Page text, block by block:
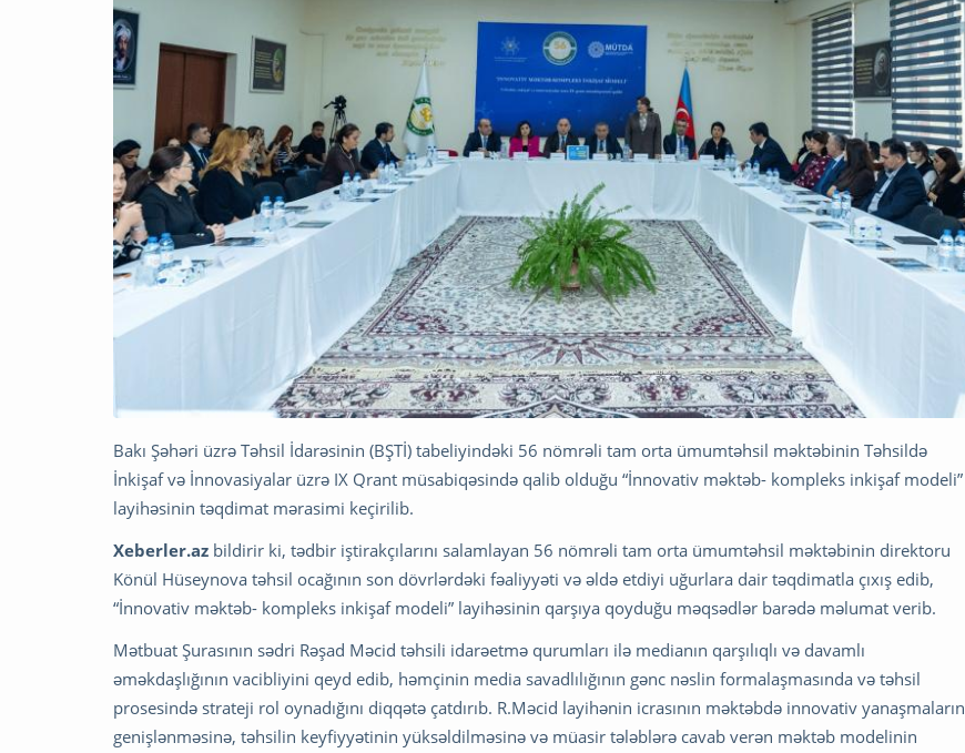
Bakı Şəhəri üzrə Təhsil İdarəsinin (BŞTİ) tabeliyindəki 56 nömrəli tam orta ümumtəhsil məktəbinin Təhsildə
İnkişaf və İnnovasiyalar üzrə IX Qrant müsabiqəsində qalib olduğu “İnnovativ məktəb- kompleks inkişaf modeli”
layihəsinin təqdimat mərasimi keçirilib.
Xeberler.az bildirir ki, tədbir iştirakçılarını salamlayan 56 nömrəli tam orta ümumtəhsil məktəbinin direktoru
Könül Hüseynova təhsil ocağının son dövrlərdəki fəaliyyəti və əldə etdiyi uğurlara dair təqdimatla çıxış edib,
“İnnovativ məktəb- kompleks inkişaf modeli” layihəsinin qarşıya qoyduğu məqsədlər barədə məlumat verib.
Mətbuat Şurasının sədri Rəşad Məcid təhsili idarəetmə qurumları ilə medianın qarşılıqlı və davamlı
əməkdaşlığının vacibliyini qeyd edib, həmçinin media savadlılığının gənc nəslin formalaşmasında və təhsil
prosesində strateji rol oynadığını diqqətə çatdırıb. R.Məcid layihənin icrasının məktəbdə innovativ yanaşmaların
genişlənməsinə, təhsilin keyfiyyətinin yüksəldilməsinə və müasir tələblərə cavab verən məktəb modelinin